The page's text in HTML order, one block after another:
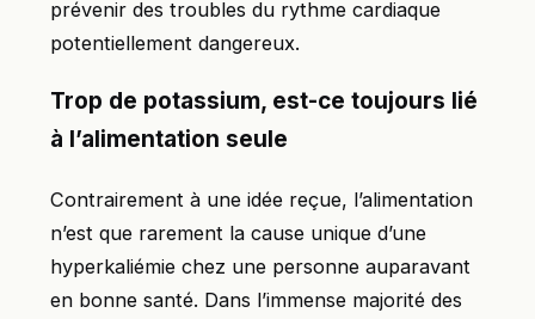
prévenir des troubles du rythme cardiaque
potentiellement dangereux.
Trop de potassium, est-ce toujours lié
à l’alimentation seule
Contrairement à une idée reçue, l’alimentation
n’est que rarement la cause unique d’une
hyperkaliémie chez une personne auparavant
en bonne santé. Dans l’immense majorité des